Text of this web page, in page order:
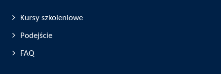
Kursy szkoleniowe
Podejście
FAQ